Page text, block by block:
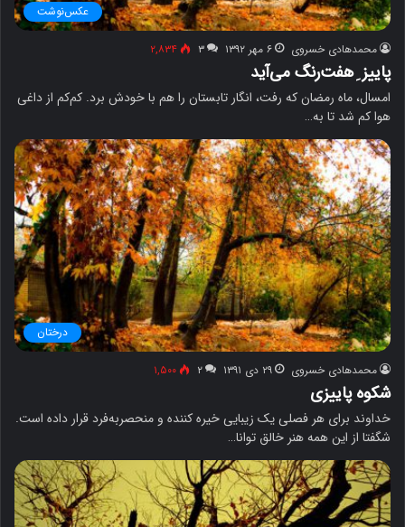
عکس‌نوشت
محمدهادی خسروی ۶ مهر ۱۳۹۲ ۳ ۲,۸۳۴
پاییز ِ هفت‌رنگ می‌آید
امسال، ماه رمضان که رفت، انگار تابستان را هم با خودش برد. کم‌کم از داغی
هوا کم شد تا به…
درختان
محمدهادی خسروی ۲۹ دی ۱۳۹۱ ۲ ۱,۵۰۰
شکوه پاییزی
خداوند برای هر فصلی یک زیبایی خیره کننده و منحصربه‌فرد قرار داده است.
شگفتا از این همه هنر خالق توانا…